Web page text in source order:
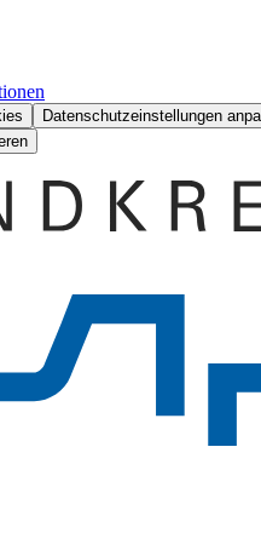
Datenschutzeinstellungen